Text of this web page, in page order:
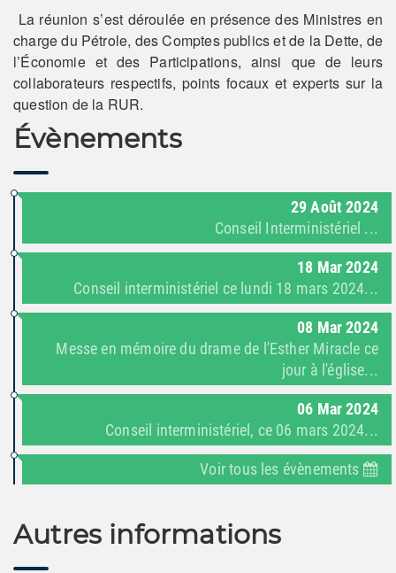
La réunion s’est déroulée en présence des Ministres en
charge du Pétrole, des Comptes publics et de la Dette, de
l’Économie et des Participations, ainsi que de leurs
collaborateurs respectifs, points focaux et experts sur la
question de la RUR.
Évènements
29 Août 2024
Conseil Interministériel ...
18 Mar 2024
Conseil interministériel ce lundi 18 mars 2024...
08 Mar 2024
Messe en mémoire du drame de l'Esther Miracle ce
jour à l'église...
06 Mar 2024
Conseil interministériel, ce 06 mars 2024...
Voir tous les évènements
Autres informations